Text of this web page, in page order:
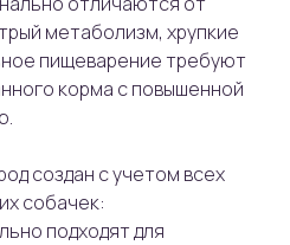
метаболизм, хрупкие
пищеварение требуют
корма с повышенной
создан с учетом всех
собачек:
подходят для